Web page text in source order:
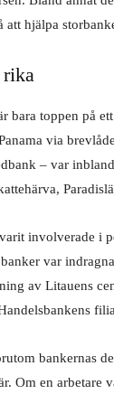
hjälpa
rika
bara toppen på
via
– var
involverade i
var
av Litauens
bankernas
Om en arbetare